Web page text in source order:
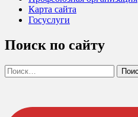
Карта сайта
Госуслуги
Поиск по сайту
Найти: